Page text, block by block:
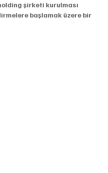
Otobüs Lastik
şirketi kurulması
başlamak üzere bir